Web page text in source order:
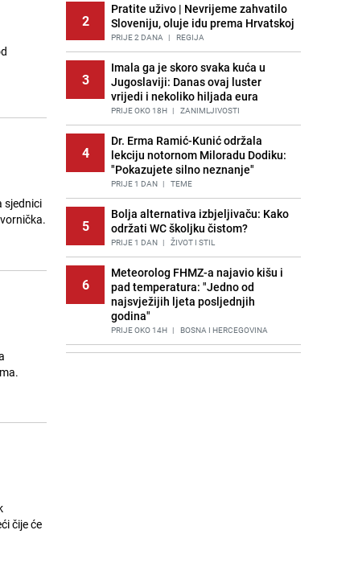
sjednici
čije će
2
Pratite uživo | Nevrijeme zahvatilo
Sloveniju, oluje idu prema Hrvatskoj
PRIJE 2 DANA | REGIJA
3
Imala ga je skoro svaka kuća u
Jugoslaviji: Danas ovaj luster
vrijedi i nekoliko hiljada eura
PRIJE OKO 18H | ZANIMLJIVOSTI
4
Dr. Erma Ramić-Kunić održala
lekciju notornom Miloradu Dodiku:
"Pokazujete silno neznanje"
PRIJE 1 DAN | TEME
5
Bolja alternativa izbjeljivaču: Kako
održati WC školjku čistom?
PRIJE 1 DAN | ŽIVOT I STIL
6
Meteorolog FHMZ-a najavio kišu i
pad temperatura: "Jedno od
najsvježijih ljeta posljednjih
godina"
PRIJE OKO 14H | BOSNA I HERCEGOVINA